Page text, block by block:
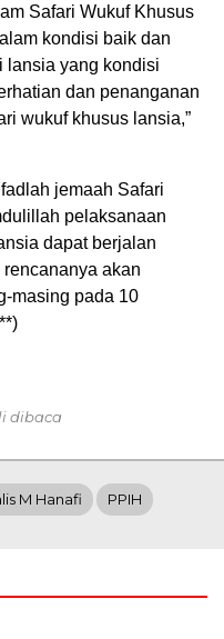
Safari Wukuf Khusus
kondisi baik dan
lansia yang kondisi
dan penanganan
wukuf khusus lansia,”
jemaah Safari
pelaksanaan
dapat berjalan
akan
masing pada 10
dibaca
M Hanafi PPIH